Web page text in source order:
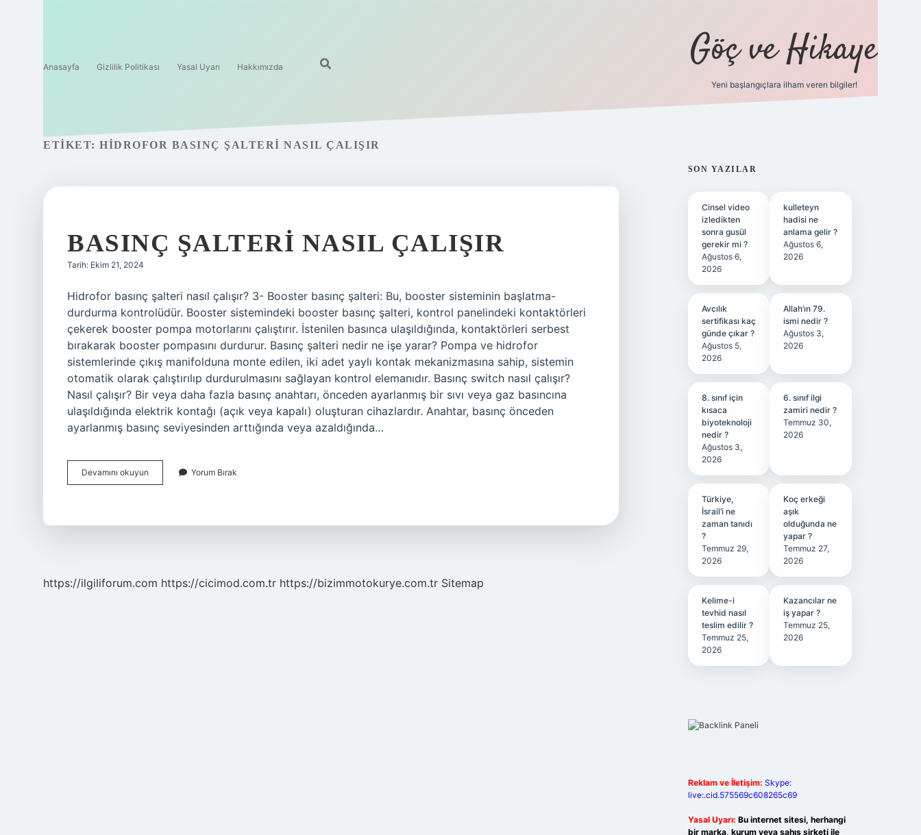
Anasayfa Gizlilik Politikası Yasal Uyarı Hakkımızda Göç ve Hikaye
Yeni başlangıçlara ilham veren bilgiler!
ETIKET: HIDROFOR BASINÇ ŞALTERI NASIL ÇALIŞIR
BASINÇ ŞALTERI NASIL ÇALIŞIR
Tarih: Ekim 21, 2024
Hidrofor basınç şalteri nasıl çalışır? 3- Booster basınç şalteri: Bu, booster sisteminin başlatma-
durdurma kontrolüdür. Booster sistemindeki booster basınç şalteri, kontrol panelindeki kontaktörleri
çekerek booster pompa motorlarını çalıştırır. İstenilen basınca ulaşıldığında, kontaktörleri serbest
bırakarak booster pompasını durdurur. Basınç şalteri nedir ne işe yarar? Pompa ve hidrofor
sistemlerinde çıkış manifolduna monte edilen, iki adet yaylı kontak mekanizmasına sahip, sistemin
otomatik olarak çalıştırılıp durdurulmasını sağlayan kontrol elemanıdır. Basınç switch nasıl çalışır?
Nasıl çalışır? Bir veya daha fazla basınç anahtarı, önceden ayarlanmış bir sıvı veya gaz basıncına
ulaşıldığında elektrik kontağı (açık veya kapalı) oluşturan cihazlardır. Anahtar, basınç önceden
ayarlanmış basınç seviyesinden arttığında veya azaldığında…
Devamını okuyun
Şalteri
Yorum Bırak
https://ilgiliforum.com https://cicimod.com.tr https://bizimmotokurye.com.tr Sitemap
SIDEBAR
SON YAZILAR
Cinsel video
izledikten
sonra gusül
gerekir mi ?
Ağustos 6,
2026
kulleteyn
hadisi ne
anlama gelir ?
Ağustos 6,
2026
Avcılık
sertifikası kaç
günde çıkar ?
Ağustos 5,
2026
Allah’ın 79.
ismi nedir ?
Ağustos 3,
2026
8. sınıf için
kısaca
biyoteknoloji
nedir ?
Ağustos 3,
2026
6. sınıf ilgi
zamiri nedir ?
Temmuz 30,
2026
Türkiye,
İsrail’i ne
zaman tanıdı
?
Temmuz 29,
2026
Koç erkeği
aşık
olduğunda ne
yapar ?
Temmuz 27,
2026
Kelime-i
tevhid nasıl
teslim edilir ?
Temmuz 25,
2026
Kazancılar ne
iş yapar ?
Temmuz 25,
2026
Reklam ve İletişim: Skype:
live:.cid.575569c608265c69
Yasal Uyarı: Bu internet sitesi, herhangi
bir marka, kurum veya şahıs şirketi ile